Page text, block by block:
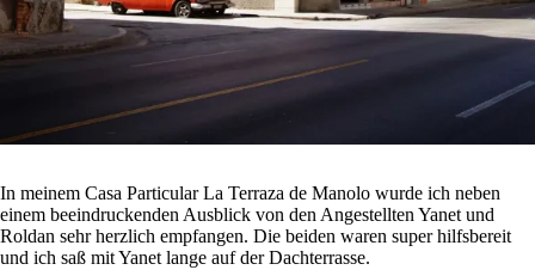
In meinem Casa Particular La Terraza de Manolo wurde ich neben
einem beeindruckenden Ausblick von den Angestellten Yanet und
Roldan sehr herzlich empfangen. Die beiden waren super hilfsbereit
und ich saß mit Yanet lange auf der Dachterrasse.